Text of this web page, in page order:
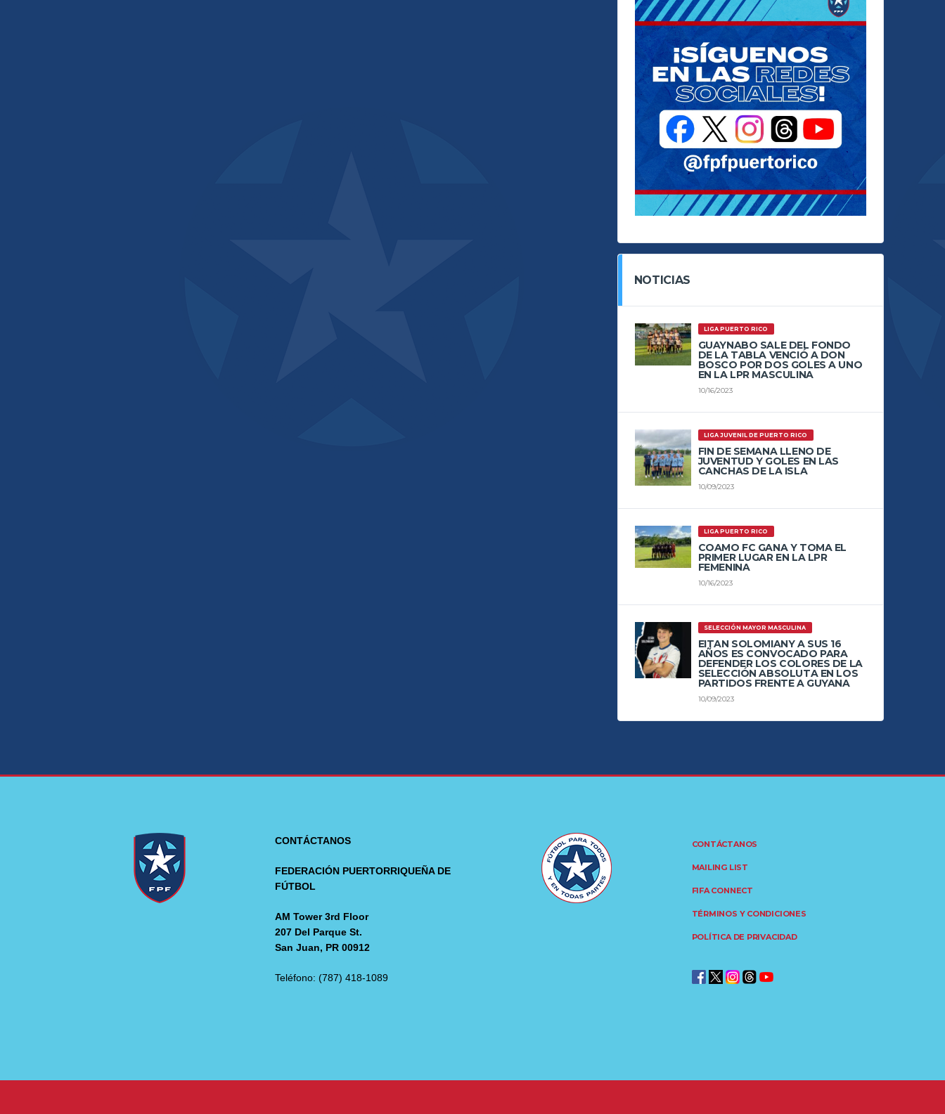
NOTICIAS
LIGA PUERTO RICO
GUAYNABO SALE DEL FONDO
DE LA TABLA VENCIÓ A DON
BOSCO POR DOS GOLES A UNO
EN LA LPR MASCULINA
10/16/2023
LIGA JUVENIL DE PUERTO RICO
FIN DE SEMANA LLENO DE
JUVENTUD Y GOLES EN LAS
CANCHAS DE LA ISLA
10/09/2023
LIGA PUERTO RICO
COAMO FC GANA Y TOMA EL
PRIMER LUGAR EN LA LPR
FEMENINA
10/16/2023
SELECCIÓN MAYOR MASCULINA
EITAN SOLOMIANY A SUS 16
AÑOS ES CONVOCADO PARA
DEFENDER LOS COLORES DE LA
SELECCIÓN ABSOLUTA EN LOS
PARTIDOS FRENTE A GUYANA
10/09/2023
CONTÁCTANOS
FEDERACIÓN PUERTORRIQUEÑA DE
FÚTBOL
AM Tower 3rd Floor
207 Del Parque St.
San Juan, PR 00912
Teléfono: (787) 418-1089
CONTÁCTANOS
MAILING LIST
FIFA CONNECT
TÉRMINOS Y CONDICIONES
POLÍTICA DE PRIVACIDAD